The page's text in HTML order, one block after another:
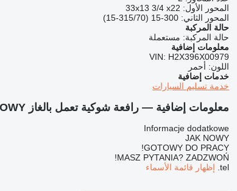
المحور الأول: 33x13 3/4 x22
المحور الثاني: 300-15 (315/70-15)
حالة المركبة
حالة المركبة: مستعملة
معلومات إضافية
VIN: H2X396X00979
اللون: أحمر
خدمات إضافية
خدمة تسليم السيارات
معلومات إضافية — رافعة شوكية تعمل بالغاز Linde H80T-03 WÓZEK WIDŁOWY
Informacje dodatkowe
JAK NOWY
GOTOWY DO PRACY!
MASZ PYTANIA? ZADZWOŃ!
tel. إظهار قائمة الأسماء